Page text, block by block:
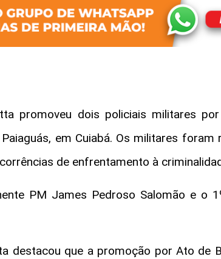
promoveu dois policiais militares
em Cuiabá. Os militares foram
de enfrentamento à
PM James Pedroso Salomão e o
destacou que a promoção por Ato de